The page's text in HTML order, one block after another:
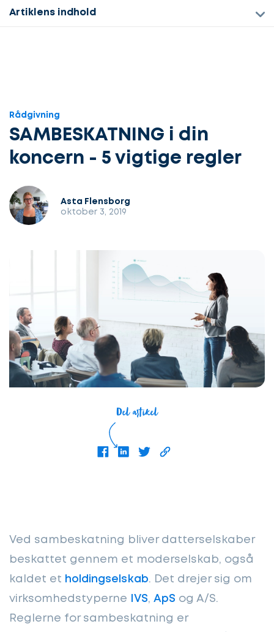
Artiklens indhold
Rådgivning
SAMBESKATNING i din
koncern - 5 vigtige regler
Asta Flensborg
oktober 3, 2019
Del artikel
Ved sambeskatning bliver datterselskaber
beskattet gennem et moderselskab, også
kaldet et holdingselskab. Det drejer sig om
virksomhedstyperne IVS, ApS og A/S.
Reglerne for sambeskatning er